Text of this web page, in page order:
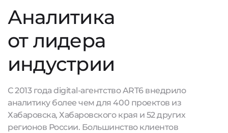
Аналитика
от лидера
индустрии
С 2013 года digital-агентство ART6 внедрило
аналитику более чем для 400 проектов из
Хабаровска, Хабаровского края и 52 других
регионов России. Большинство клиентов